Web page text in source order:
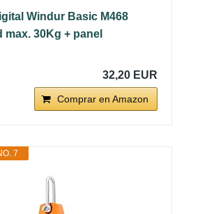
Windur Basic M468
max. 30Kg + panel
32,20 EUR
Comprar en Amazon
7